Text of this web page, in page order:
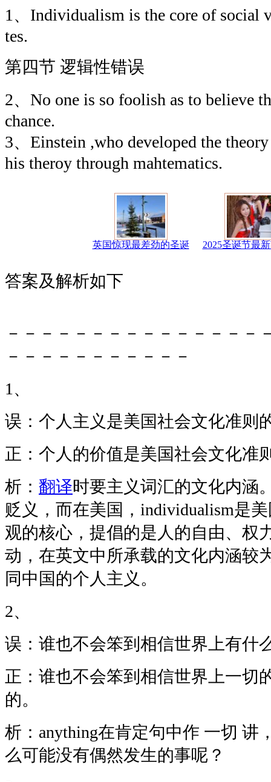
1、Individualism is the core of social
tes.
第四节 逻辑性错误
2、No one is so foolish as to believe
chance.
3、Einstein ,who developed the
his theroy through mahtematics.
英国惊现最差劲的圣诞 2025圣诞节最
答案及解析如下
－－－－－－－－－－－－－－－
－－－－－－－－－－－
1、
误：个人主义是美国社会文化准则
正：个人的价值是美国社会文化准
析： 翻译时要主义词汇的文化内涵
贬义，而在美国，individualism是
观的核心，提倡的是人的自由、权
动，在英文中所承载的文化内涵较
同中国的个人主义。
2、
误：谁也不会笨到相信世界上有什
正：谁也不会笨到相信世界上一切
的。
析：anything在肯定句中作 一切 讲
么可能没有偶然发生的事呢？